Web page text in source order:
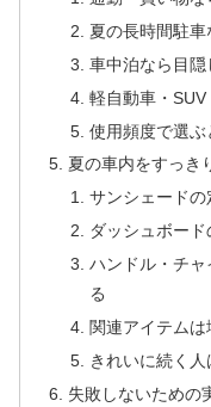
夏の長時間駐
車中泊なら目隠
軽自動車・
使用頻度で選ぶ
夏の車内をすっき
サンシェードの
ダッシュボー
ハンドル・チ
る
関連アイテム
きれいに続く
失敗しないための